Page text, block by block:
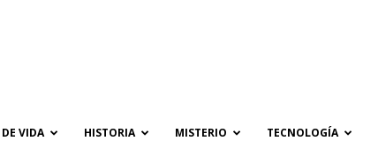
VIDA HISTORIA MISTERIO TECNOLOGÍA